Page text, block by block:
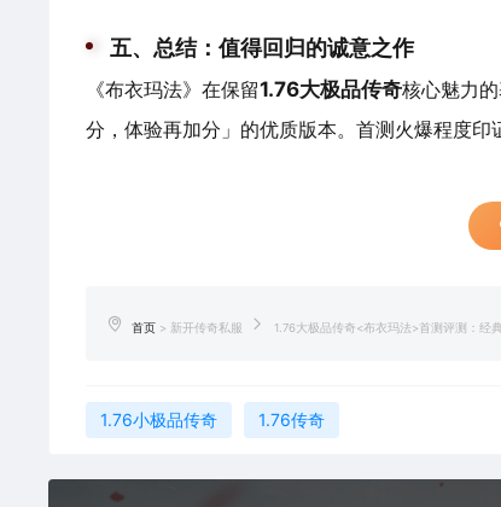
五、总结：值得回归的诚意之作
《布衣玛法》在保留1.76大极品传奇核心魅力
分，体验再加分」的优质版本。首测火爆程度
首页 > 新开传奇私服 1.76大极品传奇<布衣玛法>首测评测：经
1.76小极品传奇 1.76传奇